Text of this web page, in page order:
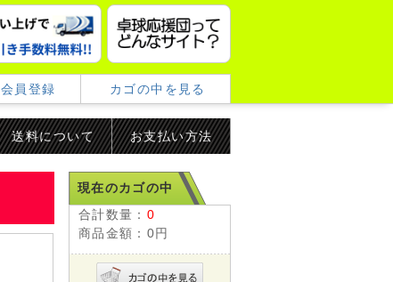
会員登録 カゴの中を見る
送料について お支払い方法
現在のカゴの中
合計数量： 0
商品金額： 0円